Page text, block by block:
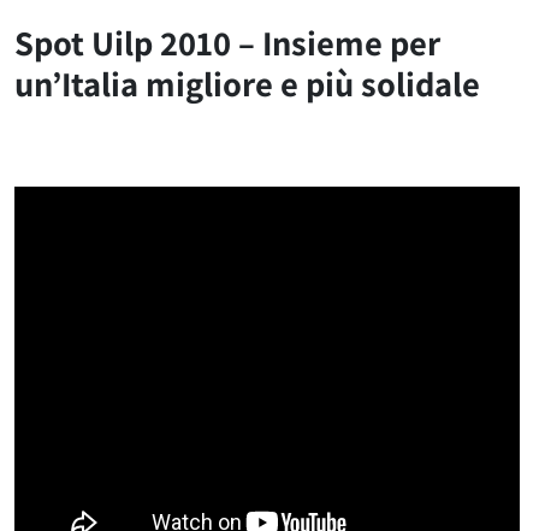
Spot Uilp 2010 – Insieme per
un’Italia migliore e più solidale